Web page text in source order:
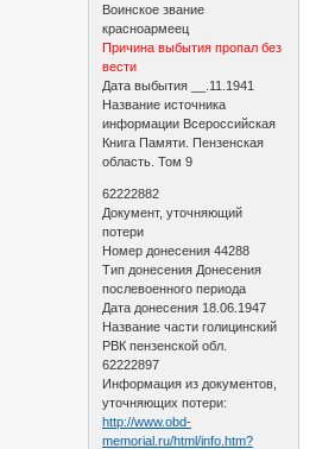
Воинское звание
красноармеец
Причина выбытия пропал без
вести
Дата выбытия __.11.1941
Название источника
информации Всероссийская
Книга Памяти. Пензенская
область. Том 9
62222882
Документ, уточняющий
потери
Номер донесения 44288
Тип донесения Донесения
послевоенного периода
Дата донесения 18.06.1947
Название части голицинский
РВК пензенской обл.
62222897
Информация из документов,
уточняющих потери:
http://www.obd-
memorial.ru/html/info.htm?